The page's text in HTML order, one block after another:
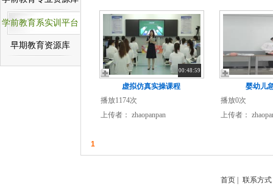
学前教育系实训平台
早期教育资源库
00:48:59
虚拟仿真实操课程
播放1174次
上传者： zhaopanpan
婴幼儿
播放0次
上传者：
1
首页 联系方式